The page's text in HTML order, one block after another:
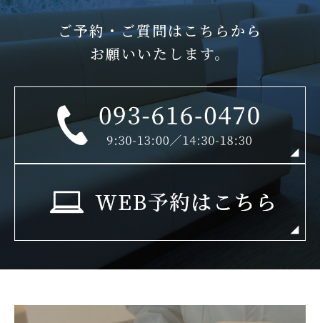
ご予約・ご質問はこちらから
お願いいたします。